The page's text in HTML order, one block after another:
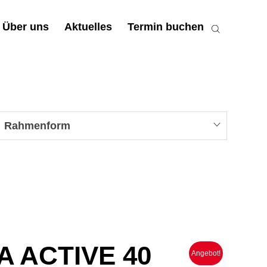
Über uns Aktuelles Termin buchen
Rahmenform
Angebot!
ACTIVE 40